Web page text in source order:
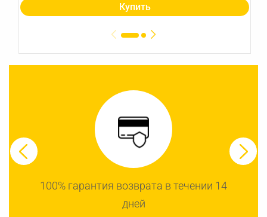
Купить
100% гарантия возврата в течении 14
дней